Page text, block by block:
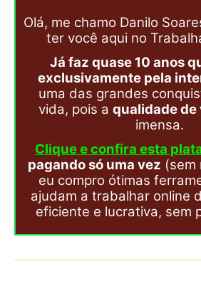
Olá, me chamo Danilo
ter você aqui no
Já faz quase 10 anos
exclusivamente pela
uma das grandes
vida, pois a qualidade de
imensa.
Clique e confira esta
pagando só uma vez (sem
eu compro ótimas
ajudam a trabalhar online
eficiente e lucrativa, sem